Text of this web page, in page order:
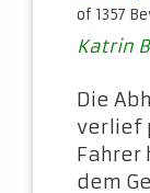
of 1357
Katrin
Die
verlief
Fahrer
dem